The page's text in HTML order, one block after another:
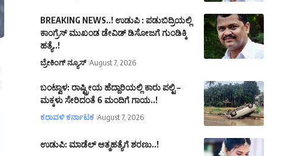
BREAKING NEWS..! ಉಡುಪಿ : ಪಡುಬಿದ್ರಿಯಲ್ಲಿ
ಕಾಂಗ್ರೆಸ್ ಮುಖಂಡ ಡೇವಿಡ್ ಡಿಸೋಜಗೆ ಗುಂಡಿಕ್ಕಿ
ಹತ್ಯೆ..!
ಬ್ರೇಕಿಂಗ್ ನ್ಯೂಸ್ August 7, 2026
ಬಂಟ್ವಾಳ: ರಾಷ್ಟ್ರೀಯ ಹೆದ್ದಾರಿಯಲ್ಲಿ ಕಾರು ಪಲ್ಟಿ –
ಮಕ್ಕಳು ಸೇರಿದಂತೆ 6 ಮಂದಿಗೆ ಗಾಯ..!
ಕರಾವಳಿ ಕರ್ನಾಟಕ August 7, 2026
ಉಡುಪಿ: ಮಾಡೆಲ್ ಆತ್ಮಹತ್ಯೆಗೆ ಶರಣು..!